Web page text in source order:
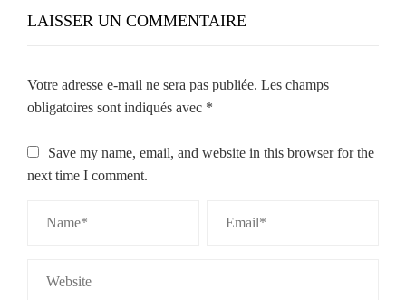
LAISSER UN COMMENTAIRE
Votre adresse e-mail ne sera pas publiée. Les champs
obligatoires sont indiqués avec *
Save my name, email, and website in this browser for the
next time I comment.